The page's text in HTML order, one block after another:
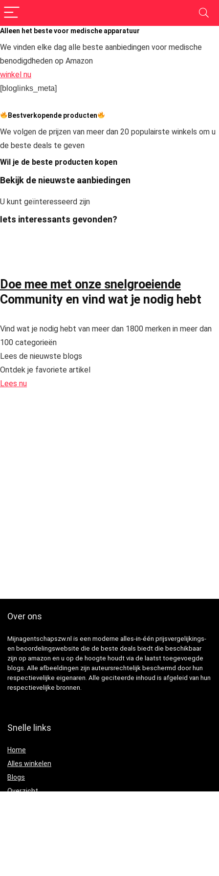
Alleen het beste voor medische apparatuur
We vinden elke dag alle beste aanbiedingen voor medische
benodigdheden op Amazon
winkel nu
[bloglinks_meta]
Bestverkopende producten
We volgen de prijzen van meer dan 20 populairste winkels om u
de beste deals te geven
Wil je de beste producten kopen
Bekijk de nieuwste aanbiedingen
U kunt geïnteresseerd zijn
Iets interessants gevonden?
Doe mee met onze snelgroeiende
Community en vind wat je nodig hebt
Vind wat je nodig hebt van meer dan 1800 merken in meer dan
100 categorieën
Lees de nieuwste blogs
Ontdek je favoriete artikel
Lees nu
Over ons
Mijnagentschapszw.nl is een moderne alles-in-één prijsvergelijkings-
en beoordelingswebsite die de beste deals biedt die beschikbaar
zijn op amazon en u op de hoogte houdt via de laatst toegevoegde
blogs. Alle afbeeldingen zijn auteursrechtelijk beschermd door hun
respectievelijke eigenaren. Alle geciteerde inhoud is afgeleid van hun
respectievelijke bronnen.
Snelle links
Home
Alles winkelen
Blogs
Overzicht